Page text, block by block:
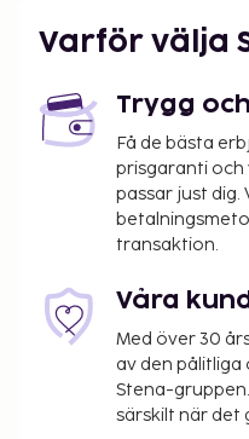
En skatt tas ut av
50% efter den
boendet och barn
skattebefriade.
rabatter kan gälla.
genom att
i
Stadsskatt: Från 1
0.55 per person
EUR 0.28
under 16 år.
Stadsskatt: Från 1
Varför välja
Trygg
Få de bästa
prisgaranti och
passar just dig.
transaktion.
Våra
Med över 30
av den
Stena-
särskilt när det